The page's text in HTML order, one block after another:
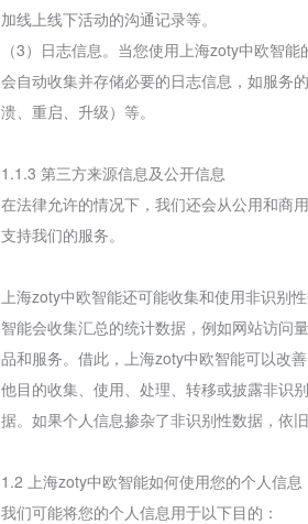
加线上线下活动的沟通记录等。
（3）日志信息。当您使用上海zoty中欧智
会自动收集并存储必要的日志信息，如服务
溃、重启、升级）等。
1.1.3 第三方来源信息及公开信息
在法律允许的情况下，我们还会从公用和商
支持我们的服务。
上海zoty中欧智能还可能收集和使用非识别
智能会收集汇总的统计数据，例如网站访问
品和服务。借此，上海zoty中欧智能可以改
他目的收集、使用、处理、转移或披露非识
据。如果个人信息掺杂了非识别性数据，依
1.2 上海zoty中欧智能如何使用您的个人信息
我们可能将您的个人信息用于以下目的：